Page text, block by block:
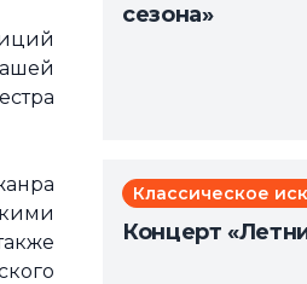
сезона»
Классическое
Концерт